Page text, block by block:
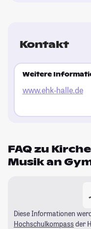
Kontakt
Weitere
www.ehk-halle.de
FAQ zu
Musik an
Diese Informationen
Hochschulkompass der